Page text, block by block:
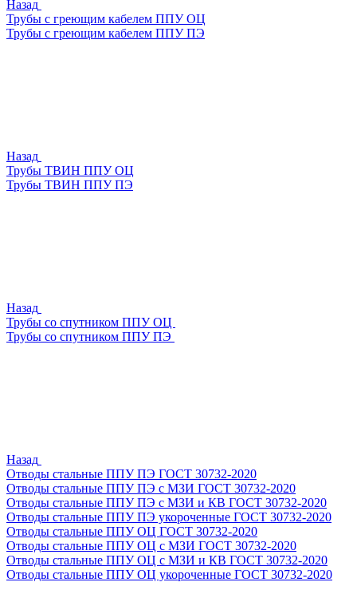
Назад
Трубы с греющим кабелем ППУ ОЦ
Трубы с греющим кабелем ППУ ПЭ
Назад
Трубы ТВИН ППУ ОЦ
Трубы ТВИН ППУ ПЭ
Назад
Трубы со спутником ППУ ОЦ
Трубы со спутником ППУ ПЭ
Назад
Отводы стальные ППУ ПЭ ГОСТ 30732-2020
Отводы стальные ППУ ПЭ с МЗИ ГОСТ 30732-2020
Отводы стальные ППУ ПЭ с МЗИ и КВ ГОСТ 30732-2020
Отводы стальные ППУ ПЭ укороченные ГОСТ 30732-2020
Отводы стальные ППУ ОЦ ГОСТ 30732-2020
Отводы стальные ППУ ОЦ с МЗИ ГОСТ 30732-2020
Отводы стальные ППУ ОЦ с МЗИ и КВ ГОСТ 30732-2020
Отводы стальные ППУ ОЦ укороченные ГОСТ 30732-2020